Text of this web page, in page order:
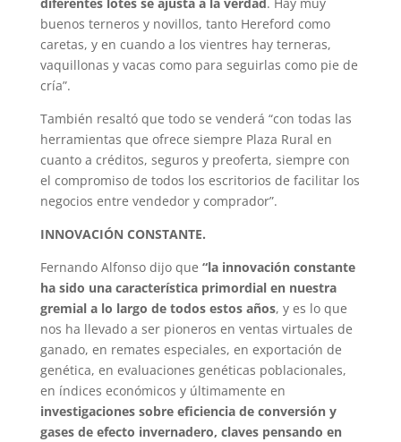
buenos terneros y novillos, tanto Hereford como
caretas, y en cuando a los vientres hay terneras,
vaquillonas y vacas como para seguirlas como pie de
cría”.
También resaltó que todo se venderá “con todas las
herramientas que ofrece siempre Plaza Rural en
cuanto a créditos, seguros y preoferta, siempre con
el compromiso de todos los escritorios de facilitar los
negocios entre vendedor y comprador”.
INNOVACIÓN CONSTANTE.
Fernando Alfonso dijo que “la innovación constante
ha sido una característica primordial en nuestra
gremial a lo largo de todos estos años, y es lo que
nos ha llevado a ser pioneros en ventas virtuales de
ganado, en remates especiales, en exportación de
genética, en evaluaciones genéticas poblacionales,
en índices económicos y últimamente en
investigaciones sobre eficiencia de conversión y
gases de efecto invernadero, claves pensando en